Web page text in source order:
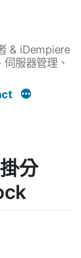
& iDempiere
服器管理、
分